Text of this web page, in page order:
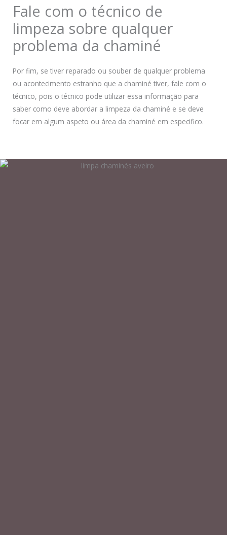
Fale com o técnico de
limpeza sobre qualquer
problema da chaminé
Por fim, se tiver reparado ou souber de qualquer problema
ou acontecimento estranho que a chaminé tiver, fale com o
técnico, pois o técnico pode utilizar essa informação para
saber como deve abordar a limpeza da chaminé e se deve
focar em algum aspeto ou área da chaminé em especifico.